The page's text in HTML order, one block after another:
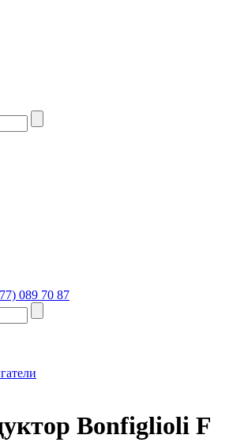
089 70 87
Bonfiglioli F